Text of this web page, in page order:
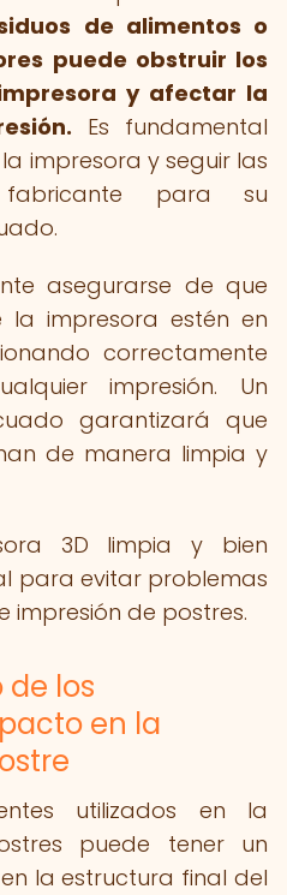
de alimentos o
puede obstruir los
y afectar la
Es fundamental
impresora y seguir las
fabricante para su
asegurarse de que
la impresora estén en
correctamente
impresión. Un
garantizará que
de manera limpia y
3D limpia y bien
para evitar problemas
impresión de postres.
de los
en la
utilizados en la
puede tener un
la estructura final del